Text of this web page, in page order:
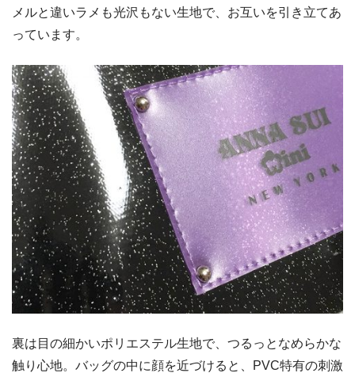
メルと違いラメも光沢もない生地で、お互いを引き立てあ
っています。
裏は目の細かいポリエステル生地で、つるっとなめらかな
触り心地。バッグの中に顔を近づけると、PVC特有の刺激